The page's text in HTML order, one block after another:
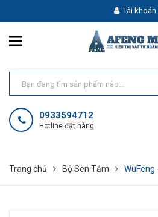
Tài khoản
0933594712
Hotline đặt hàng
Trang chủ Bộ Sen Tắm WuFeng